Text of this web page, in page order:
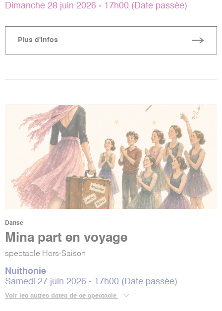
Dimanche 28 juin 2026 - 17h00 (Date passée)
Plus d'infos
Danse
Mina part en voyage
spectacle Hors-Saison
Nuithonie
Samedi 27 juin 2026 - 17h00 (Date passée)
Voir les autres dates de ce spectacle